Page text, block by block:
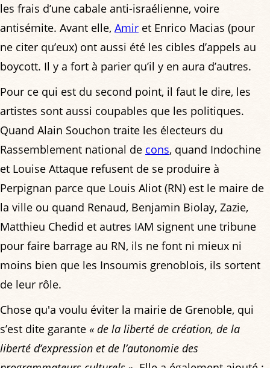
les frais d’une cabale anti-israélienne, voire
antisémite. Avant elle, Amir et Enrico Macias (pour
ne citer qu’eux) ont aussi été les cibles d’appels au
boycott. Il y a fort à parier qu’il y en aura d’autres.
Pour ce qui est du second point, il faut le dire, les
artistes sont aussi coupables que les politiques.
Quand Alain Souchon traite les électeurs du
Rassemblement national de cons, quand Indochine
et Louise Attaque refusent de se produire à
Perpignan parce que Louis Aliot (RN) est le maire de
la ville ou quand Renaud, Benjamin Biolay, Zazie,
Matthieu Chedid et autres IAM signent une tribune
pour faire barrage au RN, ils ne font ni mieux ni
moins bien que les Insoumis grenoblois, ils sortent
de leur rôle.
Chose qu'a voulu éviter la mairie de Grenoble, qui
s’est dite garante « de la liberté de création, de la
liberté d’expression et de l’autonomie des